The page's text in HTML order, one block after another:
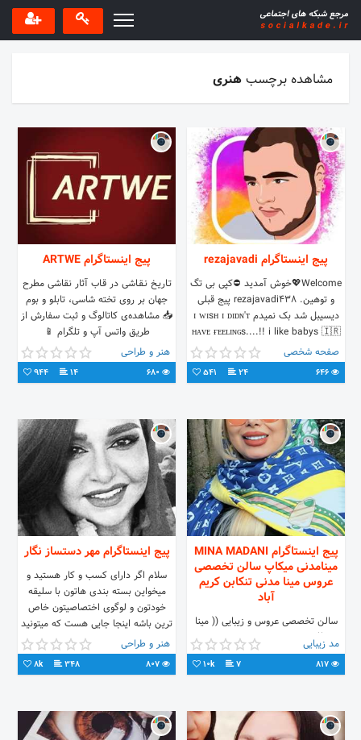
مشاهده برچسبهنری
پیج اینستاگرام rezajavadi
Welcome💖خوش آمدید ⛔کپی بی تگ
و توهین. rezajavadi438 پیج قبلی
دیسیبل شد بک نمیدم ɪ ᴡɪsʜ ɪ ᴅɪᴅɴ'ᴛ
ʜᴀᴠᴇ ғᴇᴇʟɪɴɢs....!! i like babys 🇮🇷
#gazvin صفحه شخصی
24
541
پیج اینستاگرام ARTWE
تـاریـخ نـقـاشی در قـاب آثار نقاشی مطرح
جهان بر روی تخته شاسی، تابلو و بوم
📥 مشاهده‌ی کاتالوگ و ثبت سفارش از
طریق واتس آپ و تلگرام 📱
09384282327هنر و طراحی
14
944
پیج اینستاگرام MINA MADANI
مینامدنی میکاپ سالن تخصصی
عروس مینا مدنی تنکابن کریم
آباد
سالن تخصصی عروس و زیبایی (( مینا
مدنی)) تیم حرفه ای برای زیبایی شما 📍
مازندران، تنکابن، کریم آباد
۰۹۱۰۳۹۹۳۰۱۲
مد زیبایی
7
10k
پیج اینستاگرام مهر دستساز نگار
سلام اگر‌ دارای‌ کسب‌ و‌ کار‌ هستید‌ و‌
میخواین‌ بسته‌ بندی‌ هاتون‌ با‌ سلیقه
خودتون‌ و‌ لوگوی‌ اختصاصیتون‌ خاص‌
ترین‌ باشه‌ اینجا‌ جایی‌ هست‌ که‌ میتونید‌
مهر‌ دستساز اختصاصی خودتون‌ رو‌ تو‌
هر‌ ابعادی‌ داشته باشید‌
هنر و طراحی
348
8k